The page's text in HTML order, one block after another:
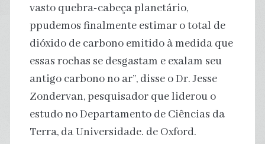
vasto quebra-cabeça planetário,
ppudemos finalmente estimar o total de
dióxido de carbono emitido à medida que
essas rochas se desgastam e exalam seu
antigo carbono no ar”, disse o Dr. Jesse
Zondervan, pesquisador que liderou o
estudo no Departamento de Ciências da
Terra, da Universidade. de Oxford.